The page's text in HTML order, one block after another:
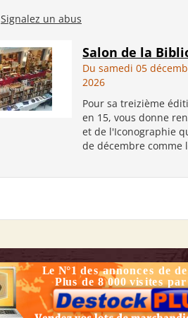
Signalez un abus
Salon de la
Du samedi 05
2026
Pour sa treizième
en 15, vous donne
et de l'Iconographie
de décembre comme